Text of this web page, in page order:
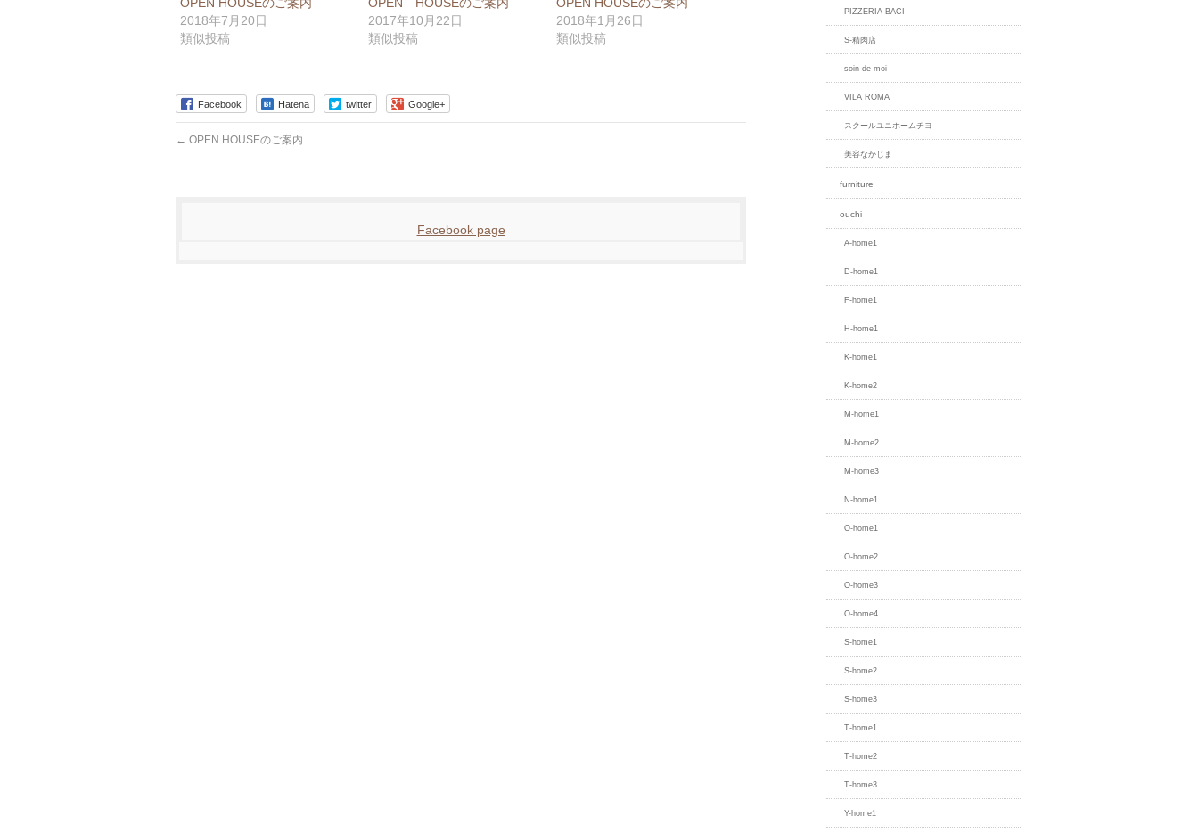
2018年7月20日
類似投稿
2017年10月22日
類似投稿
2018年1月26日
類似投稿
Facebook Hatena twitter Google+
← OPEN HOUSEのご案内
Facebook page
PIZZERIA BACI
S-精肉店
soin de moi
VILA ROMA
スクールユニホームチヨ
美容なかじま
furniture
ouchi
A-home1
D-home1
F-home1
H-home1
K-home1
K-home2
M-home1
M-home2
M-home3
N-home1
O-home1
O-home2
O-home3
O-home4
S-home1
S-home2
S-home3
T-home1
T-home2
T-home3
Y-home1